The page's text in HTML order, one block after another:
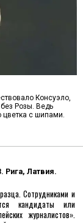
Консуэло,
Розы. Ведь
цветка с шипами.
Рига, Латвия.
Сотрудниками и
кандидаты или
журналистов».